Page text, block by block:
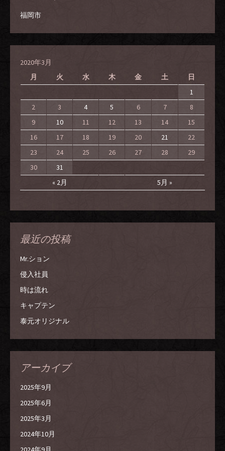
福岡市
2020年3月
月
火 水 木 金 土 日
« 2月 5月 »
1
2
3 4 5 6 7
8
9
10 11 12 13 14
15
16
17 18 19 20 21
22
23
24 25 26 27 28
29
30
31
最近の投稿
Mr.ション
侵入社員
時は流れ
キャプテン
泰元オリジナル
アーカイブ
2025年9月
2025年6月
2025年3月
2024年10月